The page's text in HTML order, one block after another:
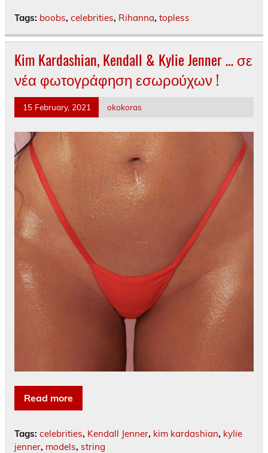
Tags: boobs, celebrities, Rihanna, topless
Kim Kardashian, Kendall & Kylie Jenner … σε
νέα φωτογράφηση εσωρούχων !
15 February, 2021 okokoras
Read more
Tags: celebrities, Kendall Jenner, kim kardashian, kylie
jenner, models, string